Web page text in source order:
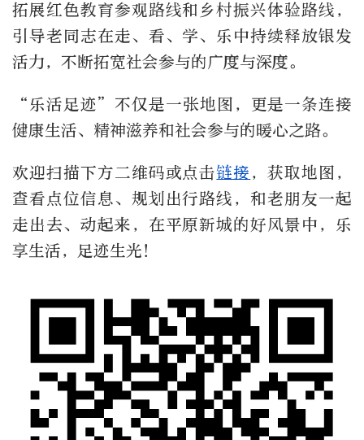
拓展红色教育参观路线和乡村振兴体验路线，
引导老同志在走、看、学、乐中持续释放银发
活力，不断拓宽社会参与的广度与深度。
“乐活足迹”不仅是一张地图，更是一条连接
健康生活、精神滋养和社会参与的暖心之路。
欢迎扫描下方二维码或点击链接 ，获取地图，
查看点位信息、规划出行路线，和老朋友一起
走出去、动起来，在平原新城的好风景中，乐
享生活，足迹生光！